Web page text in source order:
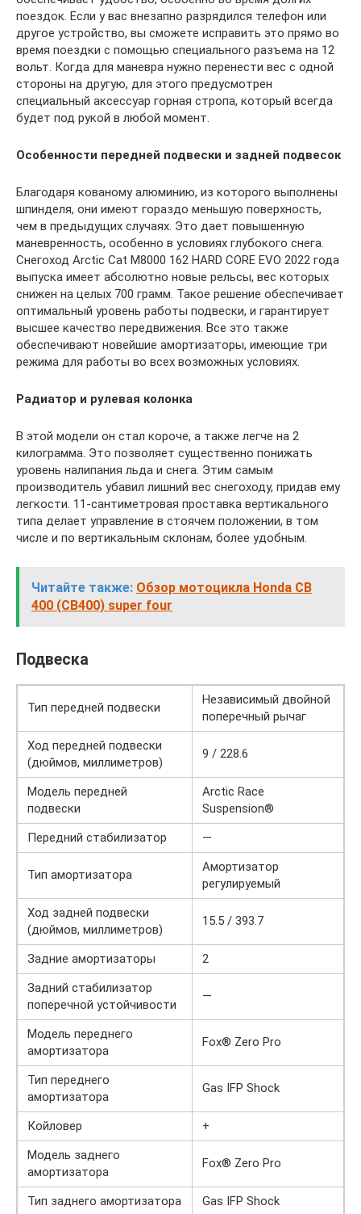
поездок. Если у вас внезапно разрядился телефон или
другое устройство, вы сможете исправить это прямо во
время поездки с помощью специального разъема на 12
вольт. Когда для маневра нужно перенести вес с одной
стороны на другую, для этого предусмотрен
специальный аксессуар горная стропа, который всегда
будет под рукой в любой момент.
Особенности передней подвески и задней подвесок
Благодаря кованому алюминию, из которого выполнены
шпинделя, они имеют гораздо меньшую поверхность,
чем в предыдущих случаях. Это дает повышенную
маневренность, особенно в условиях глубокого снега.
Снегоход Arctic Cat M8000 162 HARD CORE EVO 2022 года
выпуска имеет абсолютно новые рельсы, вес которых
снижен на целых 700 грамм. Такое решение обеспечивает
оптимальный уровень работы подвески, и гарантирует
высшее качество передвижения. Все это также
обеспечивают новейшие амортизаторы, имеющие три
режима для работы во всех возможных условиях.
Радиатор и рулевая колонка
В этой модели он стал короче, а также легче на 2
килограмма. Это позволяет существенно понижать
уровень налипания льда и снега. Этим самым
производитель убавил лишний вес снегоходу, придав ему
легкости. 11-сантиметровая проставка вертикального
типа делает управление в стоячем положении, в том
числе и по вертикальным склонам, более удобным.
Читайте также: Обзор мотоцикла Honda CB
400 (CB400) super four
Подвеска
Тип передней подвески
Независимый двойной
поперечный рычаг
Ход передней подвески
(дюймов, миллиметров)
9 / 228.6
Модель передней
подвески
Arctic Race
Suspension®
Передний стабилизатор
—
Тип амортизатора
Амортизатор
регулируемый
Ход задней подвески
(дюймов, миллиметров)
15.5 / 393.7
Задние амортизаторы
2
Задний стабилизатор
поперечной устойчивости
—
Модель переднего
амортизатора
Fox® Zero Pro
Тип переднего
амортизатора
Gas IFP Shock
Койловер
+
Модель заднего
амортизатора
Fox® Zero Pro
Тип заднего амортизатора
Gas IFP Shock